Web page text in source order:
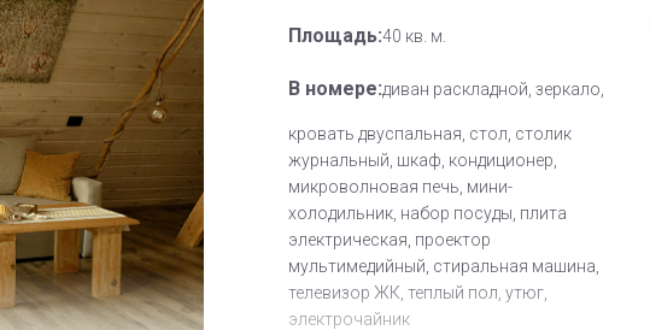
Площадь:40 кв. м.
В номере:диван раскладной, зеркало,
кровать двуспальная, стол, столик
журнальный, шкаф, кондиционер,
микроволновая печь, мини-
холодильник, набор посуды, плита
электрическая, проектор
мультимедийный, стиральная машина,
телевизор ЖК, теплый пол, утюг,
электрочайник